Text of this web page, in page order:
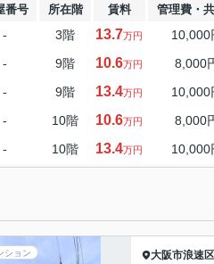
番号 所在階 賃料 管理費・
- 3階 13.7万円 10,000
- 9階 10.6万円 8,000
- 9階 13.4万円 10,000
- 10階 10.6万円 8,000
- 10階 13.4万円 10,000
ション 大阪市浪速区